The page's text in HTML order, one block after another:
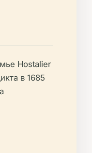
Hostalier
в 1685